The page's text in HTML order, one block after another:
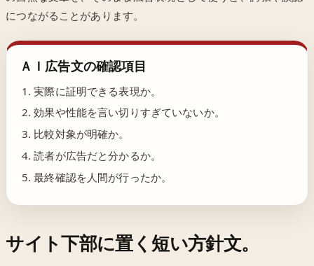
につながることがあります。
ＡＩ広告文の確認項目
実際に証明できる表現か。
効果や性能を言い切りすぎていないか。
比較対象が明確か。
読者が広告だと分かるか。
最終確認を人間が行ったか。
サイト下部に置く短い方針文。